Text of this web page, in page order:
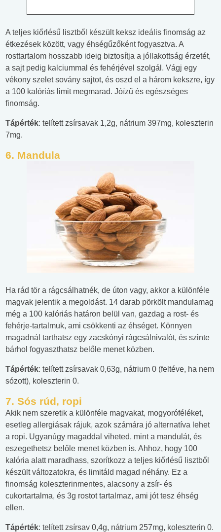
A teljes kiőrlésű lisztből készült keksz ideális finomság az
étkezések között, vagy éhségűzőként fogyasztva. A
rosttartalom hosszabb ideig biztosítja a jóllakottság érzetét,
a sajt pedig kalciummal és fehérjével szolgál. Vágj egy
vékony szelet sovány sajtot, és oszd el a három kekszre, így
a 100 kalóriás limit megmarad. Jóízű és egészséges
finomság.
Tápérték: telített zsírsavak 1,2g, nátrium 397mg, koleszterin
7mg.
6. Mandula
Ha rád tör a rágcsálhatnék, de úton vagy, akkor a különféle
magvak jelentik a megoldást. 14 darab pörkölt mandulamag
még a 100 kalóriás határon belül van, gazdag a rost- és
fehérje-tartalmuk, ami csökkenti az éhséget. Könnyen
magadnál tarthatsz egy zacskónyi rágcsálnivalót, és szinte
bárhol fogyaszthatsz belőle menet közben.
Tápérték: telített zsírsavak 0,63g, nátrium 0 (feltéve, ha nem
sózott), koleszterin 0.
7. Sós rúd, ropi
Akik nem szeretik a különféle magvakat, mogyoróféléket,
esetleg allergiásak rájuk, azok számára jó alternatíva lehet
a ropi. Ugyanúgy magaddal viheted, mint a mandulát, és
eszegethetsz belőle menet közben is. Ahhoz, hogy 100
kalória alatt maradhass, szorítkozz a teljes kiőrlésű lisztből
készült változatokra, és limitáld magad néhány. Ez a
finomság koleszterinmentes, alacsony a zsír- és
cukortartalma, és 3g rostot tartalmaz, ami jót tesz éhség
ellen.
Tápérték: telített zsírsav 0,4g, nátrium 257mg, koleszterin 0.